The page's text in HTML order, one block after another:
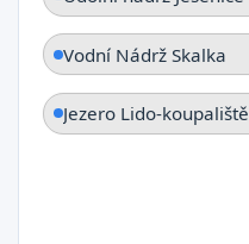
Vodní Nádrž Skalka
Jezero Lido-koupaliště